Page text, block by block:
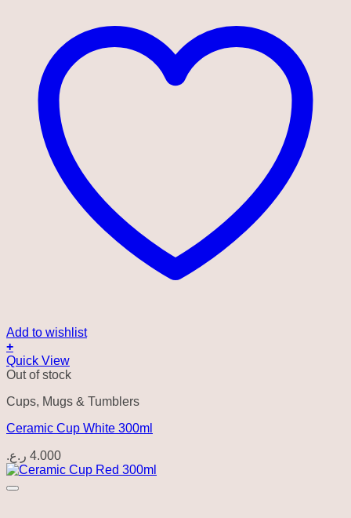
Add to wishlist
+
Quick View
Out of stock
Cups, Mugs & Tumblers
Ceramic Cup White 300ml
4.000 ر.ع.